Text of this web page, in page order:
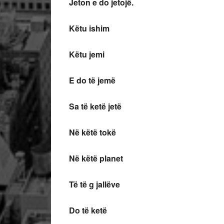
Jeton e do jetojë.
Këtu ishim
Këtu jemi
E do të jemë
Sa të ketë jetë
Në këtë tokë
Në këtë planet
Të të g jallëve
Do të ketë